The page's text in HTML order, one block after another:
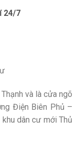
24/7
và là cửa ngõ
Điện Biên Phủ –
dân cư mới Thủ